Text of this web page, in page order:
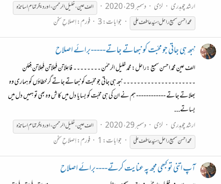
ارشد چوہدری
لڑی دسمبر 29، 2020
الف عین ، خلیل الرحمن ، اور دیگر تمام اساتذہ
محمّداحسنسمیعراحل؛سیّدعاطفعلی جوابات: 3 فورم:اِصلاحِ سخن
نِبھ ہی جاتی جو محبّت کو نبھاتے جاتے-----برائے اصلاح
الف عین محمّد احسن سمیع :راحل: محمد خلیل الرحمٰن ۔۔۔۔۔۔۔۔ فاعِلاتن فَعِلاتن فَعِلاتن فِعْلن
۔۔۔۔۔۔۔۔۔۔۔۔۔۔۔۔۔۔۔۔۔ نِبھ ہی جاتی جو محبّت کو نبھاتے جاتے گر خطاؤں کو ہماری وہ
بھلاتے جاتے ------------ ہم نے ان کی ہی محبّت کو بسایا دل میں کاش وہ بھی تو ہمیں دل میں
بساتے...
ارشد چوہدری
لڑی دسمبر 29، 2020
الف عین ، خلیل الرحمن ، اور دیگر تمام اساتذہ
محمّداحسنسمیعراحل؛سیّدعاطفعلی جوابات: 1 فورم:اِصلاحِ سخن
آپ اتنی تو کبھی مجھ پہ عنایت کرتے----برائے اصلاح